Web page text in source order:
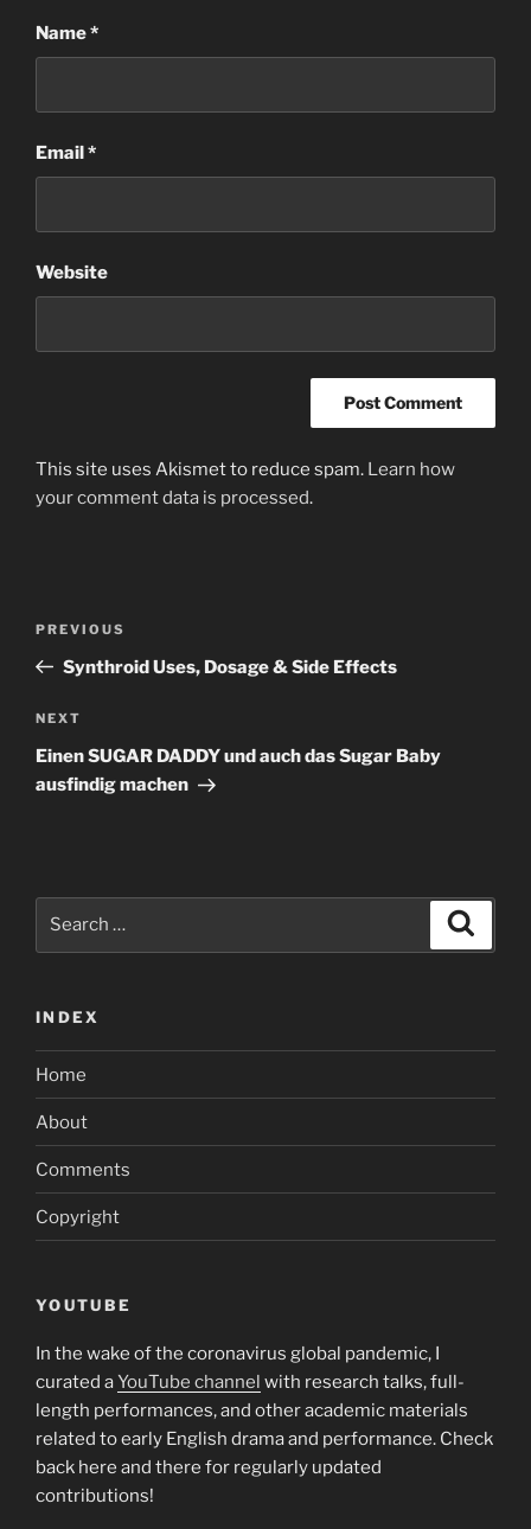
Name*
Email*
Website
This site uses Akismet to reduce spam. Learn how
your comment data is processed.
Previous
Post
PREVIOUS
Synthroid Uses, Dosage & Side Effects
Next
Post
NEXT
Einen SUGAR DADDY und auch das Sugar Baby
ausfindig machen
INDEX
Home
About
Comments
Copyright
YOUTUBE
In the wake of the coronavirus global pandemic, I
curated aYouTube channel with research talks, full-
length performances, and other academic materials
related to early English drama and performance. Check
back here and there for regularly updated
contributions!